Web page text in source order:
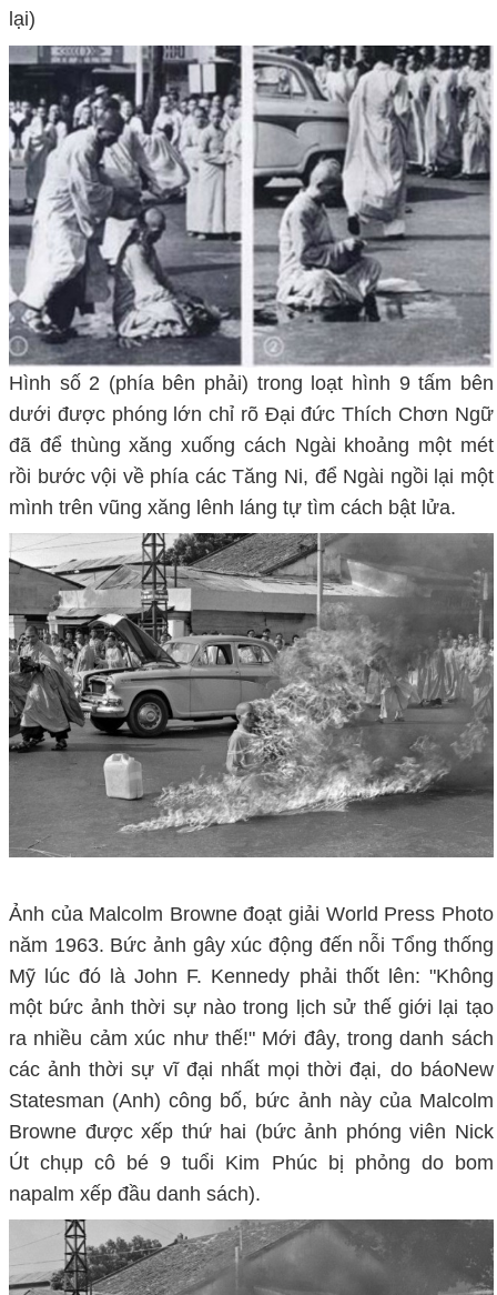
lại)
Hình số 2 (phía bên phải) trong loạt hình 9 tấm bên
dưới được phóng lớn chỉ rõ Đại đức Thích Chơn Ngữ
đã để thùng xăng xuống cách Ngài khoảng một mét
rồi bước vội về phía các Tăng Ni, để Ngài ngồi lại một
mình trên vũng xăng lênh láng tự tìm cách bật lửa.
Ảnh của Malcolm Browne đoạt giải World Press Photo
năm 1963. Bức ảnh gây xúc động đến nỗi Tổng thống
Mỹ lúc đó là John F. Kennedy phải thốt lên: "Không
một bức ảnh thời sự nào trong lịch sử thế giới lại tạo
ra nhiều cảm xúc như thế!" Mới đây, trong danh sách
các ảnh thời sự vĩ đại nhất mọi thời đại, do báoNew
Statesman (Anh) công bố, bức ảnh này của Malcolm
Browne được xếp thứ hai (bức ảnh phóng viên Nick
Út chụp cô bé 9 tuổi Kim Phúc bị phỏng do bom
napalm xếp đầu danh sách).